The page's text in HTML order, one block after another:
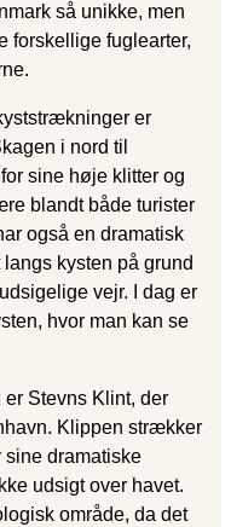
så unikke, men
forskellige fuglearter,
er
i nord til
sine høje klitter og
blandt både turister
også en dramatisk
kysten på grund
vejr. I dag er
hvor man kan se
Stevns Klint, der
Klippen strækker
dramatiske
udsigt over havet.
område, da det